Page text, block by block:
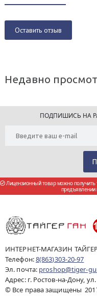
Оставить отзыв
Недавно
ПОДПИШИСЬ НА
Лицензионный товар можно получить
предъявлении
ИНТЕРНЕТ-МАГАЗИН
Телефон:8(863)303-20-97
Эл. почта: proshop@tiger-
Адрес: г. Ростов-на-Дону,
© Все права защищены